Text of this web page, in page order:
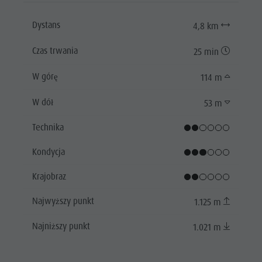
Dystans 4,8 km
Czas trwania 25 min
W górę 114 m
W dół 53 m
Technika
Kondycja
Krajobraz
Najwyższy punkt 1.125 m
Najniższy punkt 1.021 m